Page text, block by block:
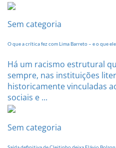
Sem categoria
O que a crítica fez com Lima Barreto – e o que
Há um racismo estrutural
sempre, nas instituições
historicamente vinculadas
sociais e ...
Sem categoria